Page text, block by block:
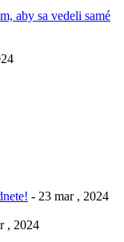
aby sa vedeli samé
- 23 mar , 2024
, 2024